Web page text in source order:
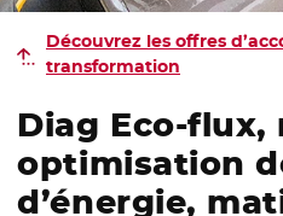
Découvrez les offres
transformation
Diag Eco-flux,
optimisation
d’énergie,